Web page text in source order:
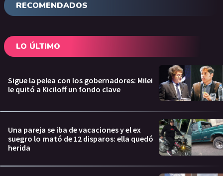
RECOMENDADOS
LO ÚLTIMO
Sigue la pelea con los gobernadores: Milei
le quitó a Kiciloff un fondo clave
Una pareja se iba de vacaciones y el ex
suegro lo mató de 12 disparos: ella quedó
herida